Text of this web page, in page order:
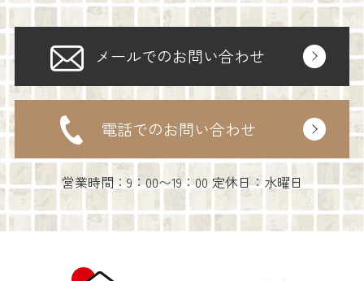
メールでのお問い合わせ
電話でのお問い合わせ
営業時間：9：00〜19：00 定休日：水曜日